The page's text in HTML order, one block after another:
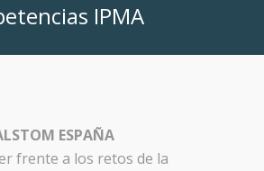
IPMA
ESPAÑA
frente a los retos de la